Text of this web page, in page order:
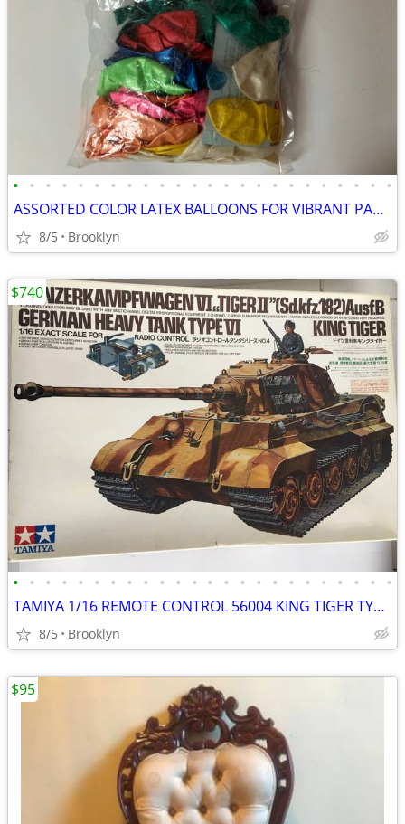
• • • • • • • • • • • • • • • • • • • • • • • •
ASSORTED COLOR LATEX BALLOONS FOR VIBRANT PARTY DECORATIONS EVERYWHERE
8/5 Brooklyn
• • • • • • • • • • • • • • • • • • • • • • • •
TAMIYA 1/16 REMOTE CONTROL 56004 KING TIGER TYPE VI GERMAN TANK RADIO
8/5 Brooklyn
$740
$95